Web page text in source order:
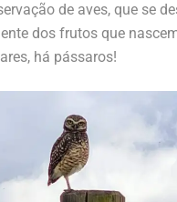
de aves, que se
dos frutos que
há pássaros!